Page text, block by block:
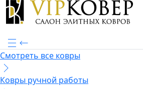
Смотреть все ковры
Ковры ручной работы